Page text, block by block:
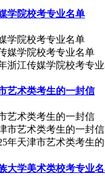
学院校考专业名单
学院校考专业名单
浙江传媒学院校考专
艺术类考生的一封信
艺术类考生的一封信
年天津市艺术类考生
大学美术类校考专业